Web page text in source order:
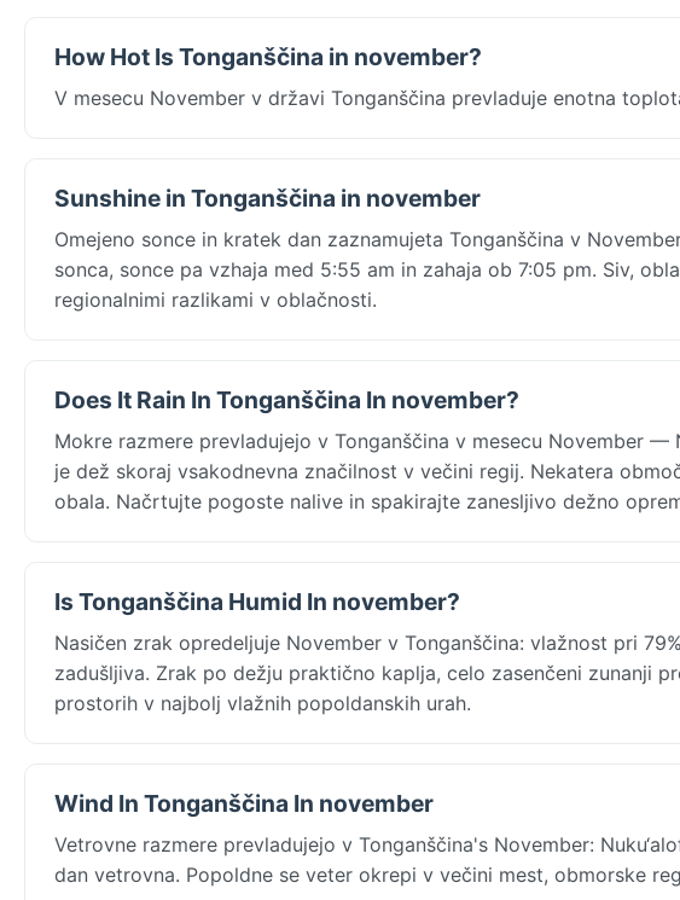
How Hot Is Tonganščina in november?
V mesecu November v državi Tonganščina prevladuje enotna
Sunshine in Tonganščina in november
Omejeno sonce in kratek dan zaznamujeta Tonganščina v
sonca, sonce pa vzhaja med 5:55 am in zahaja ob 7:05 pm. Siv,
regionalnimi razlikami v oblačnosti.
Does It Rain In Tonganščina In november?
Mokre razmere prevladujejo v Tonganščina v mesecu November —
je dež skoraj vsakodnevna značilnost v večini regij. Nekatera
obala. Načrtujte pogoste nalive in spakirajte zanesljivo dežno
Is Tonganščina Humid In november?
Nasičen zrak opredeljuje November v Tonganščina: vlažnost pri
zadušljiva. Zrak po dežju praktično kaplja, celo zasenčeni zunanji
prostorih v najbolj vlažnih popoldanskih urah.
Wind In Tonganščina In november
Vetrovne razmere prevladujejo v Tonganščina's November:
dan vetrovna. Popoldne se veter okrepi v večini mest, obmorske